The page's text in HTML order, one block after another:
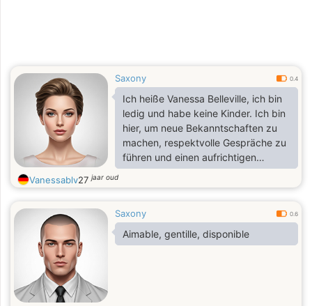
Saxony 0.4
Ich heiße Vanessa Belleville, ich bin
ledig und habe keine Kinder. Ich bin
hier, um neue Bekanntschaften zu
machen, respektvolle Gespräche zu
führen und einen aufrichtigen
Menschen kennenzulernen. Wenn
die Chemie stimmt, wünsche ich mir
dauerhafte Beziehung.
Vanessablv27jaar oud
Saxony 0.6
Aimable, gentille, disponible